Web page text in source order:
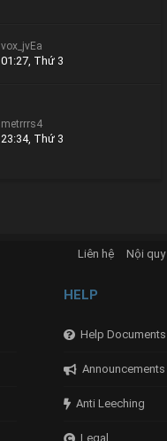
vox_jvEa
01:27, Thứ 3
metrrrs4
23:34, Thứ 3
Liên hệ Nội quy
HELP
Help Documents
Announcements
Anti Leeching
Legal